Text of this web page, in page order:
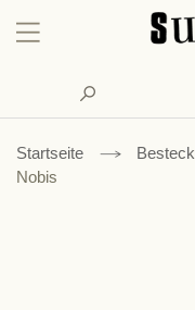
Konto
Suche
Startseite Besteck
Nobis